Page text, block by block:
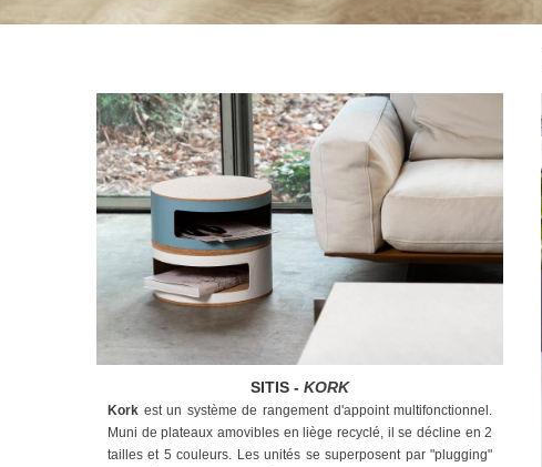
SITIS -KORK
Kork est un système de rangement d'appoint multifonctionnel.
Muni de plateaux amovibles en liège recyclé, il se décline en 2
tailles et 5 couleurs. Les unités se superposent par "plugging"